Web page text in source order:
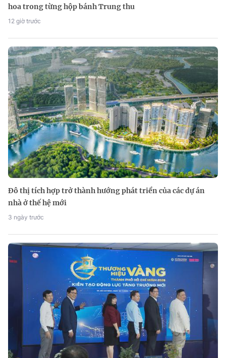
hoa trong từng hộp bánh Trung thu
12 giờ trước
Đô thị tích hợp trở thành hướng phát triển của các dự án
nhà ở thế hệ mới
3 ngày trước